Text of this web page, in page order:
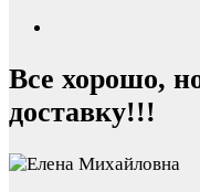
Все хорошо,
доставку!!!